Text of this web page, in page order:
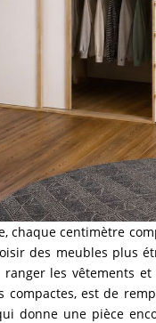
chaque centimètre
des meubles plus
les vêtements
compactes, est de
donne une pièce